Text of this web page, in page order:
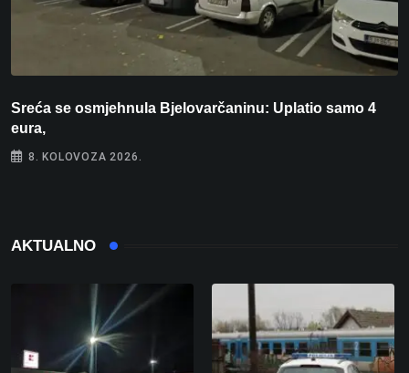
Sreća se osmjehnula Bjelovarčaninu: Uplatio samo 4
eura,
8. KOLOVOZA 2026.
AKTUALNO